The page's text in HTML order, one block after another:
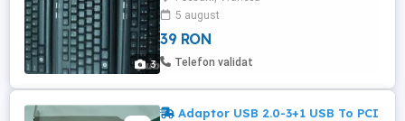
3
501 660
5 august
39 RON
Telefon validat
Adaptor USB 2.0-3+1 USB To PCI